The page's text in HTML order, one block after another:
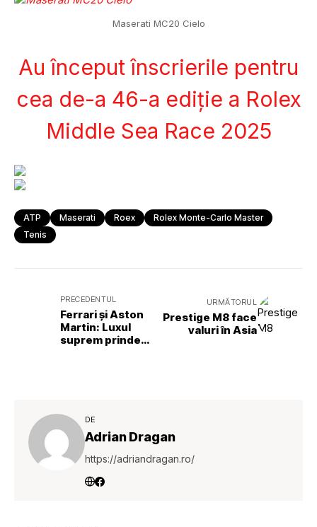
Maserati MC20 Cielo
Au început înscrierile pentru
cea de-a 46-a ediție a Rolex
Middle Sea Race 2025
ATP Maserati Roex
Rolex Monte-Carlo Master
Tenis
PRECEDENTUL
Ferrari și Aston
Martin: Luxul
suprem prinde
URMĂTORUL
Prestige M8 face
valuri în Asia
DE
Adrian Dragan
https://adriandragan.ro/